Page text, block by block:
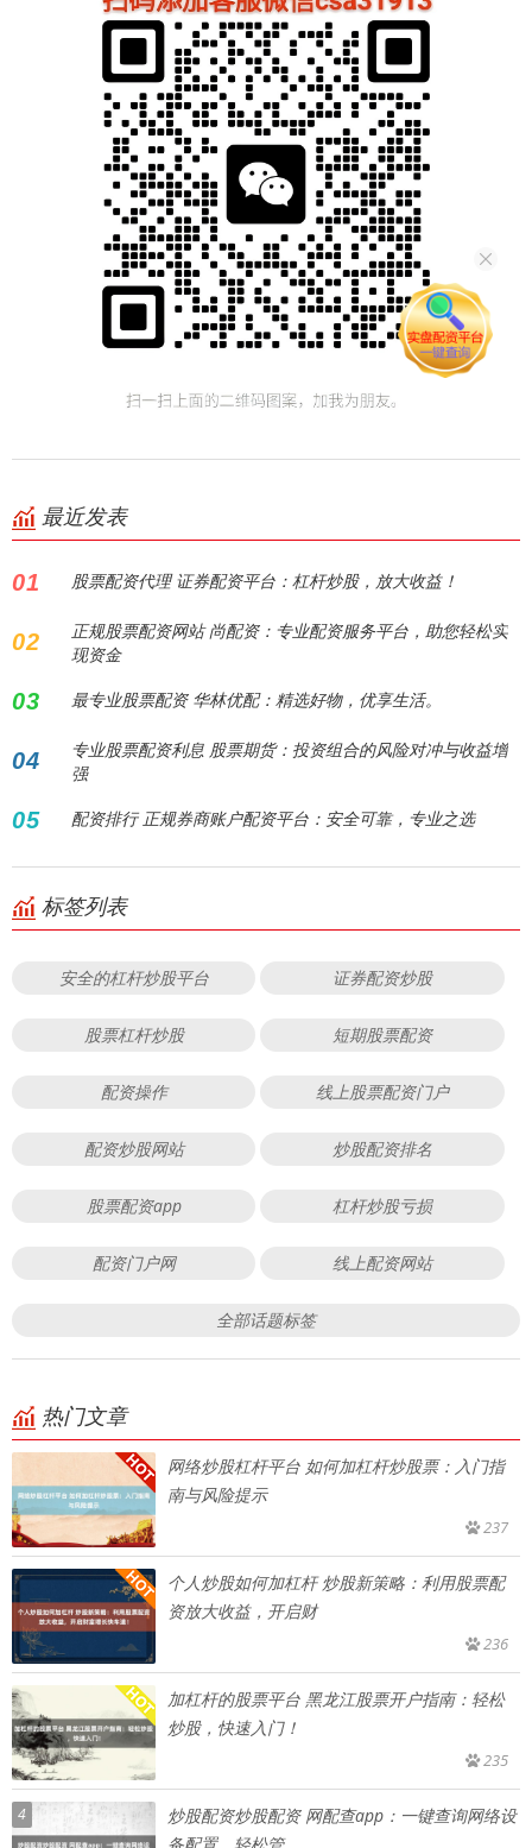
最近发表
01 股票配资代理 证券配资平台：杠杆炒股，放大收益！
02
正规股票配资网站 尚配资：专业配资服务平台，助您轻松实
现资金
03 最专业股票配资 华林优配：精选好物，优享生活。
04
专业股票配资利息 股票期货：投资组合的风险对冲与收益增
强
05 配资排行 正规券商账户配资平台：安全可靠，专业之选
标签列表
安全的杠杆炒股平台 证券配资炒股
股票杠杆炒股 短期股票配资
配资操作 线上股票配资门户
配资炒股网站 炒股配资排名
股票配资app 杠杆炒股亏损
配资门户网 线上配资网站
全部话题标签
热门文章
网络炒股杠杆平台 如何加杠杆炒股票：入门指
南与风险提示
237
个人炒股如何加杠杆 炒股新策略：利用股票配
资放大收益，开启财
236
加杠杆的股票平台 黑龙江股票开户指南：轻松
炒股，快速入门！
235
4
炒股配资炒股配资 网配查app：一键查询网络设